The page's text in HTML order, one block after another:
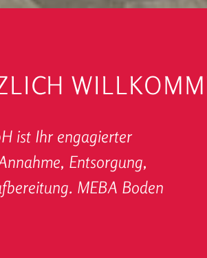
ist Ihr engagierter
Entsorgung,
MEBA Boden